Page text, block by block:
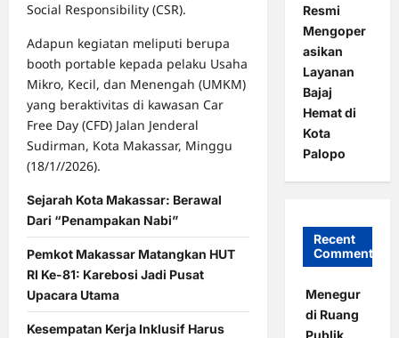
Social Responsibility (CSR).
Adapun kegiatan meliputi berupa
booth portable kepada pelaku Usaha
Mikro, Kecil, dan Menengah (UMKM)
yang beraktivitas di kawasan Car
Free Day (CFD) Jalan Jenderal
Sudirman, Kota Makassar, Minggu
(18/1//2026).
Sejarah Kota Makassar: Berawal
Dari “Penampakan Nabi”
Pemkot Makassar Matangkan HUT
RI Ke-81: Karebosi Jadi Pusat
Upacara Utama
Kesempatan Kerja Inklusif Harus
Resmi
Mengoper
asikan
Layanan
Bajaj
Hemat di
Kota
Palopo
Recent
Comments
Menegur
di Ruang